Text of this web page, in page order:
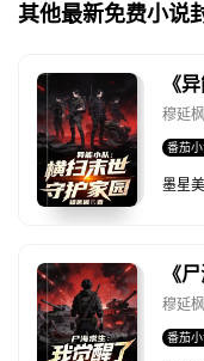
其他最新免费小说
《
穆延
番茄
墨星
《
穆延
番茄